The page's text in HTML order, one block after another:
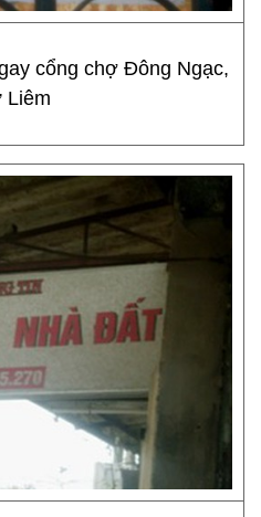
cổng chợ Đông Ngạc,
Liêm